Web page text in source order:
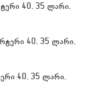
40, 35 ლარი,
40, 35 ლარი,
40, 35 ლარი,